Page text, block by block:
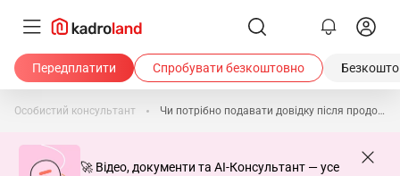
Передплатити Спробувати безкоштовно
Особистий консультант Чи потрібно подавати довідку після продовження статусу критичності
🚀 Відео, документи та AI-Консультант — усе